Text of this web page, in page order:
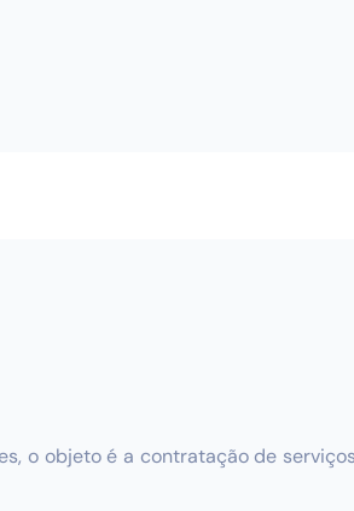
o objeto é a contratação de